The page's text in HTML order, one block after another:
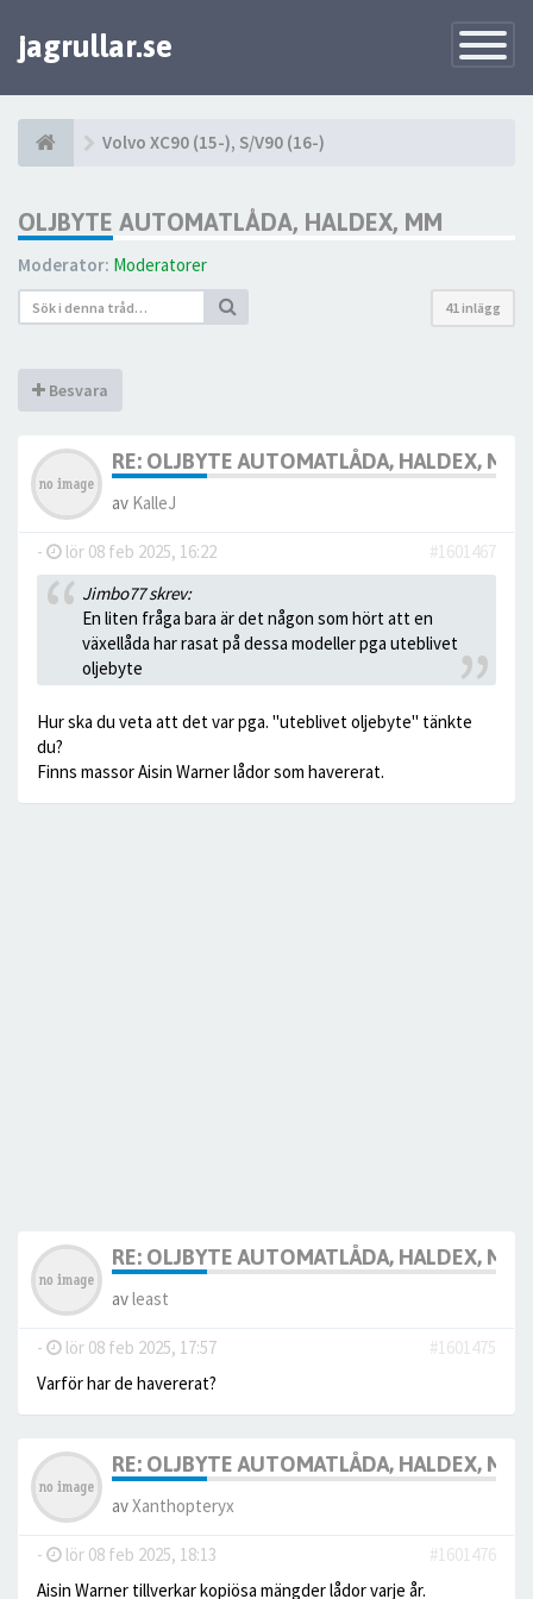
Toggle
jagrullar.se
Volvo XC90 (15-), S/V90 (16-)
OLJBYTE AUTOMATLÅDA, HALDEX, MM
Moderator: Moderatorer
41 inlägg
Besvara
RE: OLJBYTE AUTOMATLÅDA, HALDEX, MM
av KalleJ
- lör 08 feb 2025, 16:22
#1601467
Jimbo77 skrev:
En liten fråga bara är det någon som hört att en
växellåda har rasat på dessa modeller pga uteblivet
oljebyte
Hur ska du veta att det var pga. "uteblivet oljebyte" tänkte
du?
Finns massor Aisin Warner lådor som havererat.
RE: OLJBYTE AUTOMATLÅDA, HALDEX, MM
avleast
- lör 08 feb 2025, 17:57
#1601475
Varför har de havererat?
RE: OLJBYTE AUTOMATLÅDA, HALDEX, MM
avXanthopteryx
- lör 08 feb 2025, 18:13
#1601476
Aisin Warner tillverkar kopiösa mängder lådor varje år.